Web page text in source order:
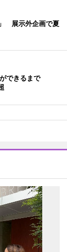
展示外企画で夏
できるまで